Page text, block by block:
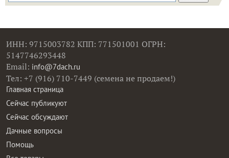
ИНН: 9715003782 КПП: 771501001 ОГРН:
5147746293448
Email: info@7dach.ru
Тел: +7 (916) 710-7449 (семена не продаем!)
Главная страница
Сейчас публикуют
Сейчас обсуждают
Дачные вопросы
Помощь